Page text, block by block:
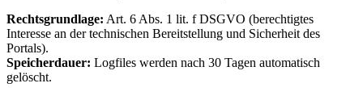
Rechtsgrundlage: Art. 6 Abs. 1 lit. f DSGVO (berechtigtes
Interesse an der technischen Bereitstellung und Sicherheit des
Portals).
Speicherdauer: Logfiles werden nach 30 Tagen automatisch
gelöscht.